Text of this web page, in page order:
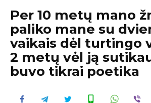
Per 10 metų mano
paliko mane su
vaikais dėl turtingo
2 metų vėl ją
buvo tikrai poetika